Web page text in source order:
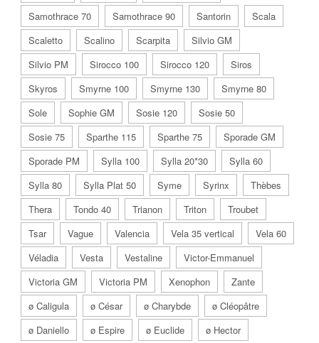
Samothrace 70
Samothrace 90 Santorin
Scala
Scaletto
Scalino Scarpita
Silvio GM
Silvio PM
Sirocco 100 Sirocco 120
Siros
Skyros
Smyrne 100 Smyrne 130
Smyrne 80
Sole
Sophie GM Sosie 120
Sosie 50
Sosie 75
Sparthe 115 Sparthe 75
Sporade GM
Sporade PM
Sylla 100 Sylla 20*30
Sylla 60
Sylla 80
Sylla Plat 50 Syme Syrinx
Thèbes
Thera
Tondo 40 Trianon Triton
Troubet
Tsar
Vague Valencia Vela 35 vertical
Vela 60
Véladia
Vesta Vestaline
Victor-Emmanuel
Victoria GM
Victoria PM Xenophon
Zante
ø Caligula
ø César ø Charybde
ø Cléopâtre
ø Daniello
ø Espire ø Euclide
ø Hector